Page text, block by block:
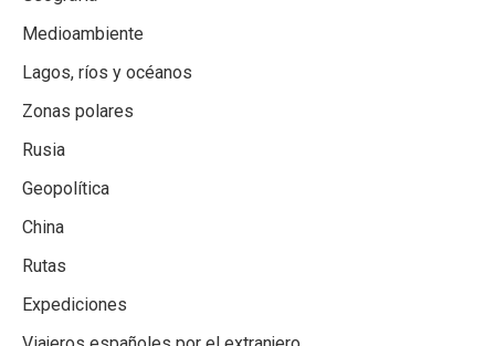
Medioambiente
Lagos, ríos y océanos
Zonas polares
Rusia
Geopolítica
China
Rutas
Expediciones